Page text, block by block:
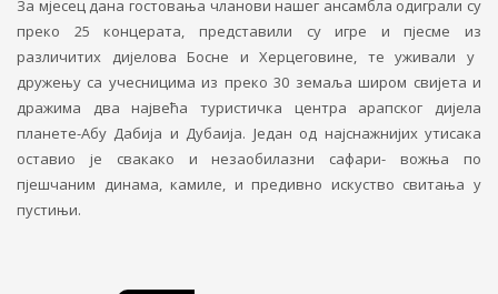
За мјесец дана гостовања чланови нашег ансамбла одиграли су
преко 25 концерата, представили су игре и пјесме из
различитих дијелова Босне и Херцеговине, те уживали у
дружењу са учесницима из преко 30 земаља широм свијета и
дражима два највећа туристичка центра арапског дијела
планете-Абу Дабија и Дубаија. Један од најснажнијих утисака
оставио је свакако и незаобилазни сафари- вожња по
пјешчаним динама, камиле, и предивно искуство свитања у
пустињи.